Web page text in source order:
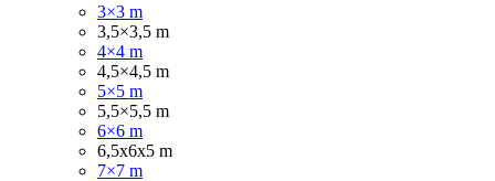
3×3 m
3,5×3,5 m
4×4 m
4,5×4,5 m
5×5 m
5,5×5,5 m
6×6 m
6,5x6x5 m
7×7 m